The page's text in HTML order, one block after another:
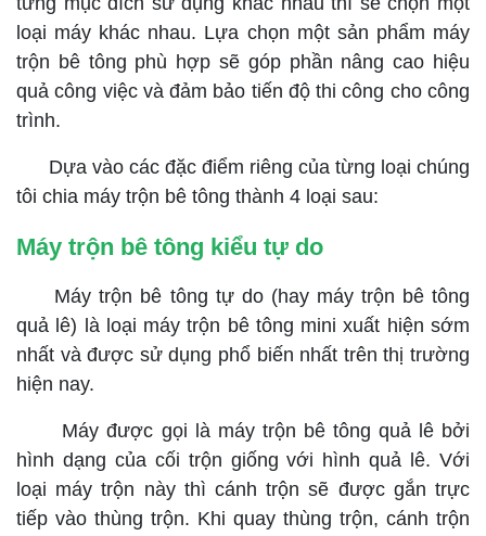
loại máy khác nhau. Lựa chọn một sản phẩm máy
trộn bê tông phù hợp sẽ góp phần nâng cao hiệu
quả công việc và đảm bảo tiến độ thi công cho công
trình.
Dựa vào các đặc điểm riêng của từng loại chúng
tôi chia máy trộn bê tông thành 4 loại sau:
Máy trộn bê tông kiểu tự do
Máy trộn bê tông tự do (hay máy trộn bê tông
quả lê) là loại máy trộn bê tông mini xuất hiện sớm
nhất và được sử dụng phổ biến nhất trên thị trường
hiện nay.
Máy được gọi là máy trộn bê tông quả lê bởi
hình dạng của cối trộn giống với hình quả lê. Với
loại máy trộn này thì cánh trộn sẽ được gắn trực
tiếp vào thùng trộn. Khi quay thùng trộn, cánh trộn